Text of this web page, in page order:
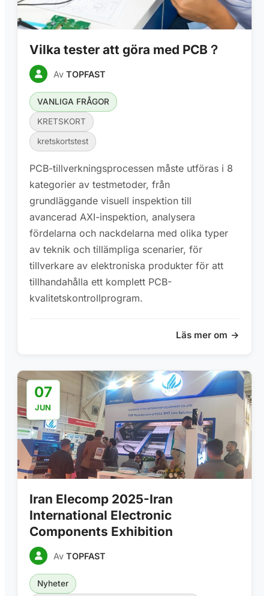
Vilka tester att göra med PCB？
Av TOPFAST
VANLIGA FRÅGOR
KRETSKORT
kretskortstest
PCB-tillverkningsprocessen måste utföras i 8
kategorier av testmetoder, från
grundläggande visuell inspektion till
avancerad AXI-inspektion, analysera
fördelarna och nackdelarna med olika typer
av teknik och tillämpliga scenarier, för
tillverkare av elektroniska produkter för att
tillhandahålla ett komplett PCB-
kvalitetskontrollprogram.
Läs mer om
07
JUN
Iran Elecomp 2025-Iran
International Electronic
Components Exhibition
Av TOPFAST
Nyheter